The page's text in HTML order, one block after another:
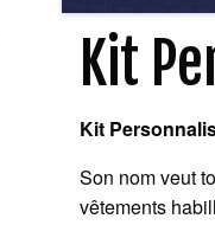
Kit
Kit
Son nom veut
vêtements